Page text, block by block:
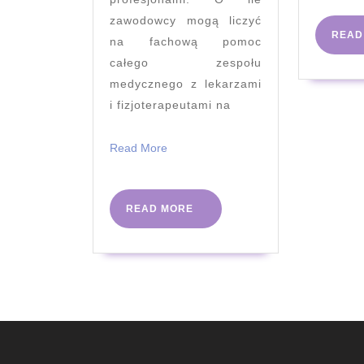
zawodowcy mogą liczyć
na fachową pomoc
całego zespołu
medycznego z lekarzami
i fizjoterapeutami na
Read More
READ MORE
READ
MORE